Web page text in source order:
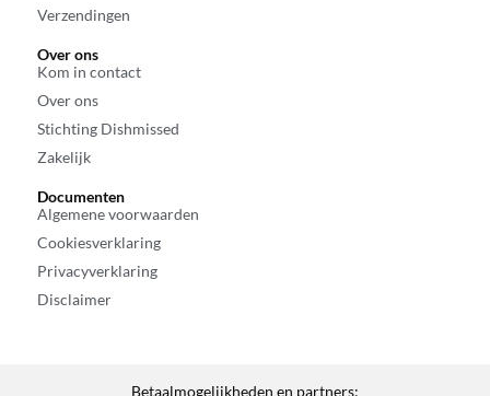
Verzendingen
Over ons
Kom in contact
Over ons
Stichting Dishmissed
Zakelijk
Documenten
Algemene voorwaarden
Cookiesverklaring
Privacyverklaring
Disclaimer
Betaalmogelijkheden en partners: